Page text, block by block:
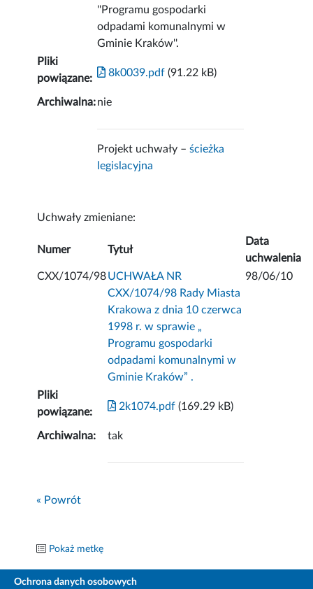
''Programu gospodarki
odpadami komunalnymi w
Gminie Kraków''.
Pliki
powiązane:
8k0039.pdf (91.22 kB)
Archiwalna:nie
Projekt uchwały –ścieżka
legislacyjna
Uchwały zmieniane:
Numer Tytuł
Data
uchwalenia
CXX/1074/98UCHWAŁA NR
CXX/1074/98 Rady Miasta
Krakowa z dnia 10 czerwca
1998 r. w sprawie „
Programu gospodarki
odpadami komunalnymi w
Gminie Kraków” .
98/06/10
Pliki
powiązane:
2k1074.pdf (169.29 kB)
Archiwalna: tak
« Powrót
Pokaż metkę
Ochrona danych osobowych